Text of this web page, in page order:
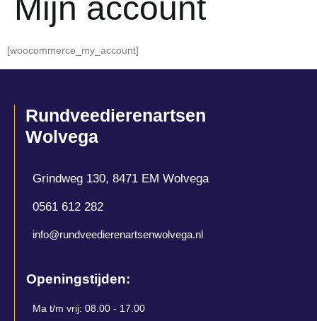
Mijn account
[woocommerce_my_account]
Rundveedierenartsen
Wolvega
Grindweg 130, 8471 EM Wolvega
0561 612 282
info@rundveedierenartsenwolvega.nl
Openingstijden:
Ma t/m vrij: 08.00 - 17.00